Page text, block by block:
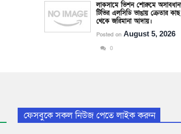
লাকসামে ভিশন শোরুমে
টিভির এলসিডি ভাঙায় ক্রেতার কাছ
থেকে জরিমানা আদায়।
Posted onAugust 5, 2026
0
ফেসবুকে সকল নিউজ পেতে লাইক করুন